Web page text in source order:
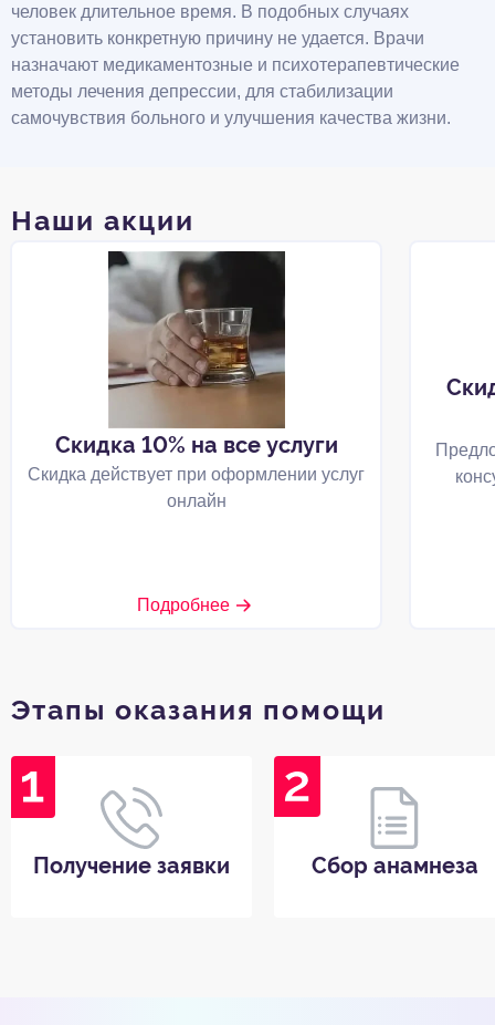
человек длительное время. В подобных случаях
установить конкретную причину не удается. Врачи
назначают медикаментозные и психотерапевтические
методы лечения депрессии, для стабилизации
самочувствия больного и улучшения качества жизни.
Наши акции
Скидка 10% на все услуги
Скидка действует при оформлении услуг
онлайн
Подробнее
Этапы оказания помощи
Получение заявки Сбор анамнеза